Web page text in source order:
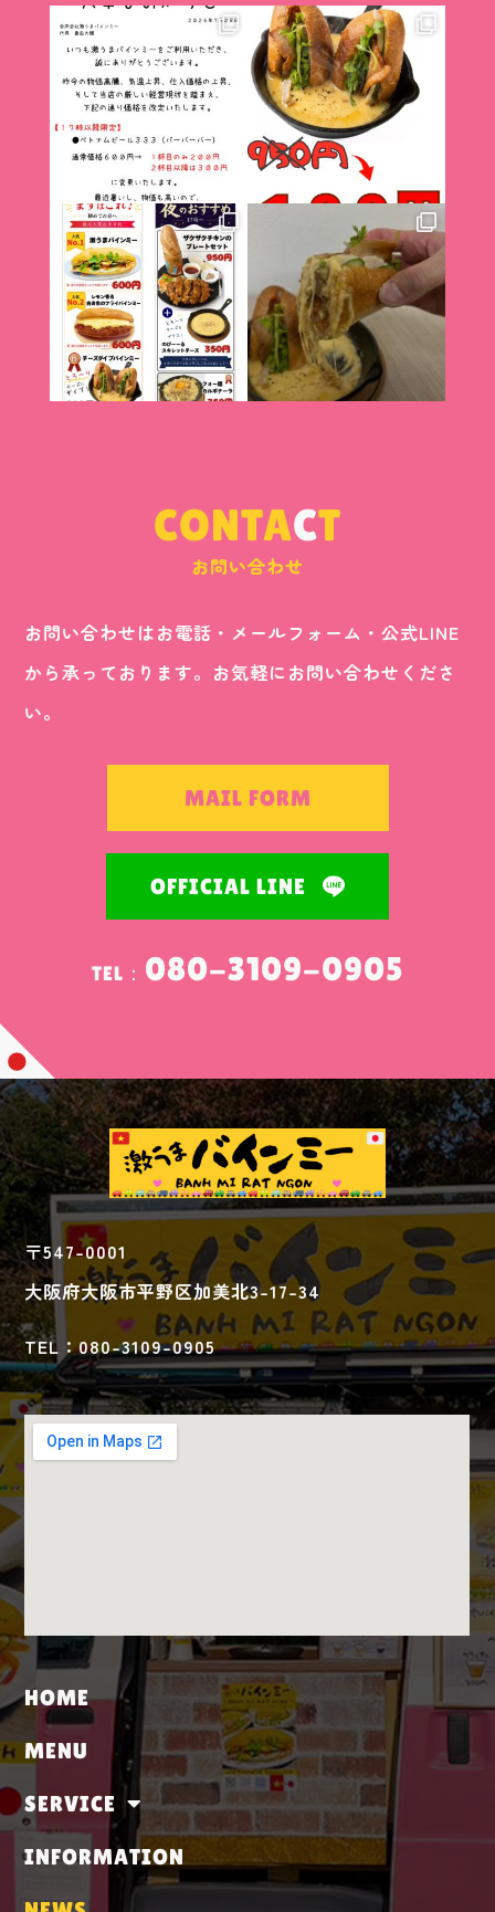
CONTACT
お問い合わせ
お問い合わせはお電話・メールフォーム・公式LINE
から承っております。お気軽にお問い合わせくださ
い。
MAIL FORM
OFFICIAL LINE
TEL： 080-3109-0905
〒547-0001
大阪府大阪市平野区加美北3-17-34
TEL：080-3109-0905
HOME
MENU
SERVICE
INFORMATION